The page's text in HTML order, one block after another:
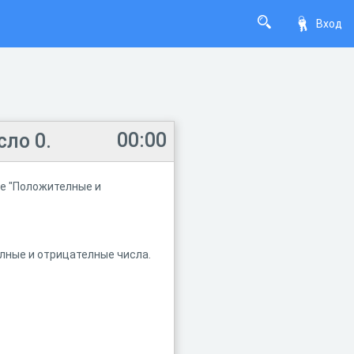
Вход
00:00
0.
"Положителные и
и отрицателные числа.